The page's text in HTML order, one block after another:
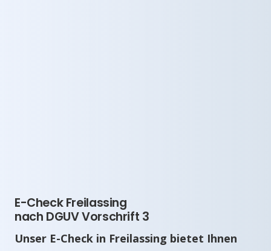
E-Check Freilassing
nach DGUV Vorschrift 3
Unser E-Check in Freilassing bietet Ihnen